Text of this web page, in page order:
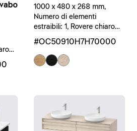
1000 x 480 x 268 mm,
Numero di elementi
estraibili: 1, Rovere chiaro
massello opaco, Rovere
chiaro massello opaco,
Legno massello
#OC50910H7H70000